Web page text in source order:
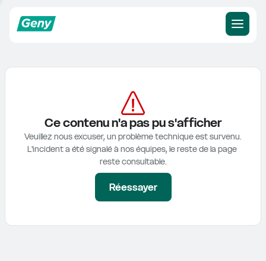
Ce contenu n'a pas pu s'afficher
Veuillez nous excuser, un problème technique est survenu.
L'incident a été signalé à nos équipes, le reste de la page
reste consultable.
Réessayer